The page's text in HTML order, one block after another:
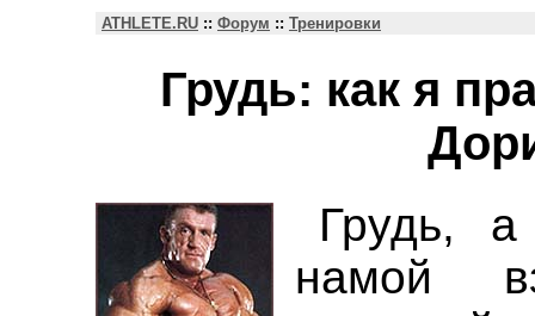
ATHLETE.RU :: Форум :: Тренировки
Грудь: как я
Грудь,
намой